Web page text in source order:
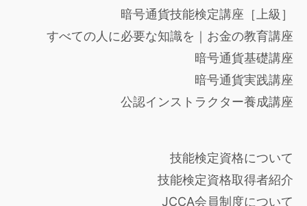
暗号通貨技能検定講座［上級］
すべての人に必要な知識を｜お金の教育講座
暗号通貨基礎講座
暗号通貨実践講座
公認インストラクター養成講座
技能検定資格について
技能検定資格取得者紹介
JCCA会員制度について